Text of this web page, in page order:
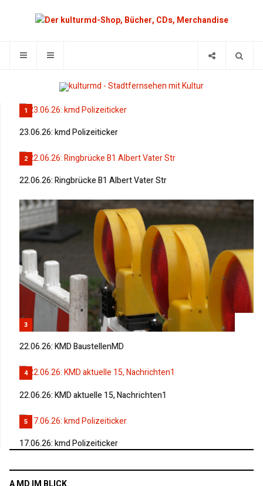
1
23.06.26: kmd Polizeiticker
2
22.06.26: Ringbrücke B1 Albert Vater Str
3
22.06.26: KMD BaustellenMD
4
22.06.26: KMD aktuelle 15, Nachrichten1
5
17.06.26: kmd Polizeiticker